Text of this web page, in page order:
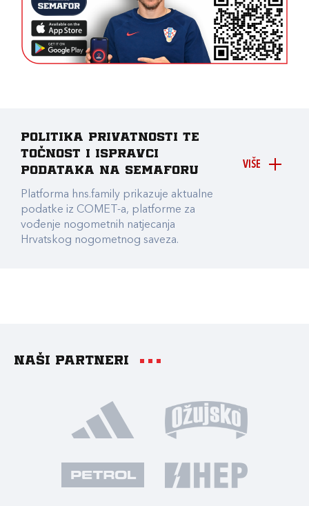
VIŠE
Politika privatnosti te
točnost i ispravci
podataka na Semaforu
Platforma hns.family prikazuje aktualne
podatke iz COMET-a, platforme za
vođenje nogometnih natjecanja
Hrvatskog nogometnog saveza.
Naši partneri